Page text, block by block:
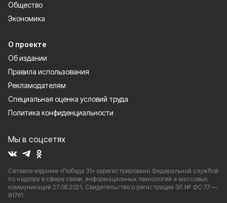
Общество
Экономика
О проекте
Об издании
Правила использования
Рекламодателям
Специальная оценка условий труда
Политика конфиденциальности
Мы в соцсетях
Сетевое издание «Победа 31» зарегистрировано Федеральной службой
по надзору в сфере связи, информационных технологий и массовых
коммуникаций 27.08.2021. Свидетельство о регистрации ЭЛ № ФС 77 —
81761.